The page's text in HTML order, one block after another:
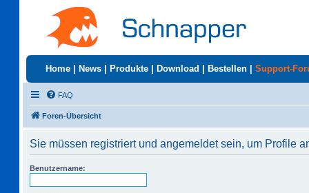
Home News Produkte Download Bestellen Support-
FAQ
Foren-Übersicht
Sie müssen registriert und angemeldet sein, um Profile
Benutzername: